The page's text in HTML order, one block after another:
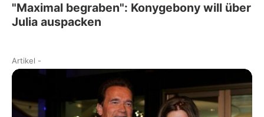
"Maximal begraben": Konygebony will über
Julia auspacken
Artikel -